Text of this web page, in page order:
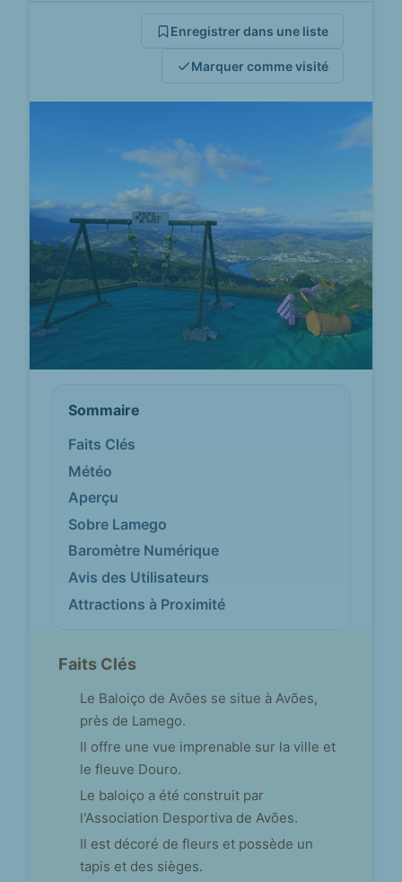
Enregistrer dans une liste
Marquer comme visité
Sommaire
Faits Clés
Météo
Aperçu
Sobre Lamego
Baromètre Numérique
Avis des Utilisateurs
Attractions à Proximité
Faits Clés
Le Baloiço de Avões se situe à Avões,
près de Lamego.
Il offre une vue imprenable sur la ville et
le fleuve Douro.
Le baloiço a été construit par
l'Association Desportiva de Avões.
Il est décoré de fleurs et possède un
tapis et des sièges.